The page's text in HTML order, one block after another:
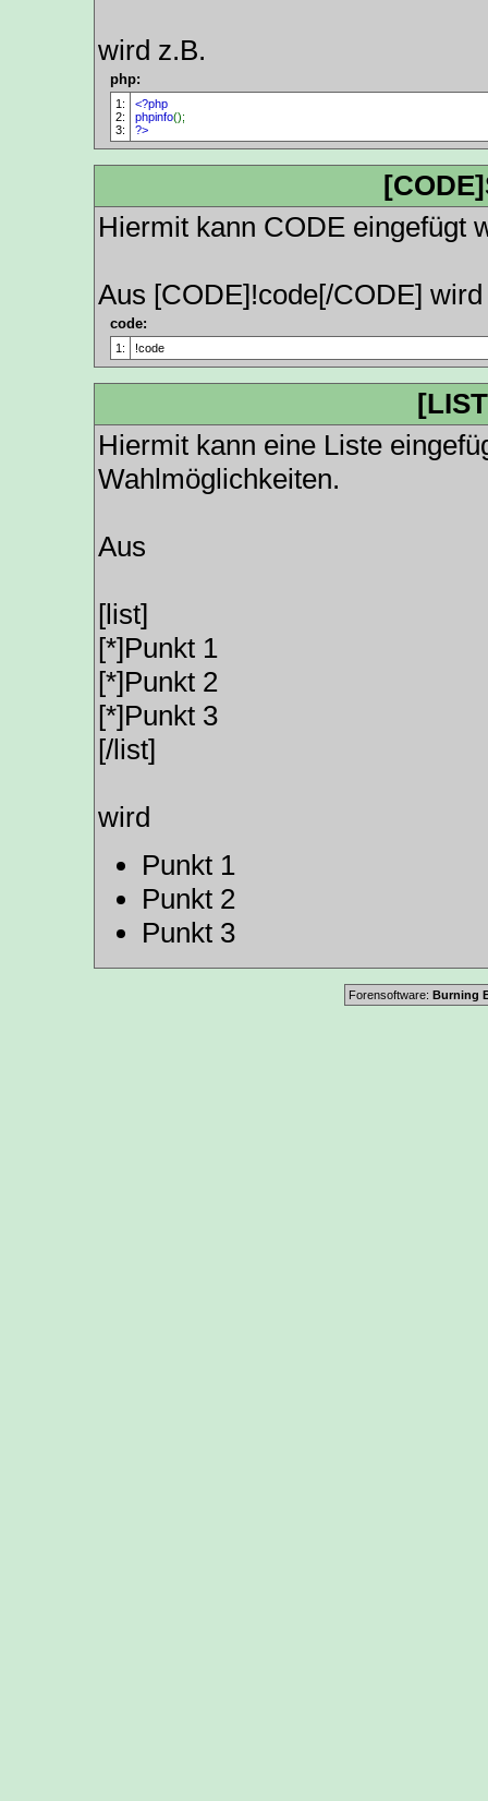
wird z.B.
php:
1:
2:
3:
<?php
phpinfo();
?>
Hiermit kann CODE eingefügt
Aus [CODE]!code[/CODE]
code:
1: !code
Hiermit kann eine Liste
Wahlmöglichkeiten.
Aus
[list]
[*]Punkt 1
[*]Punkt 2
[*]Punkt 3
[/list]
wird
Punkt 1
Punkt 2
Punkt 3
Forensoftware: Burning